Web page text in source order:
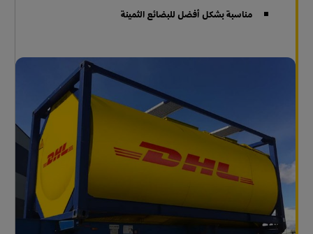
مناسبة بشكل أفضل للبضائع الثمينة